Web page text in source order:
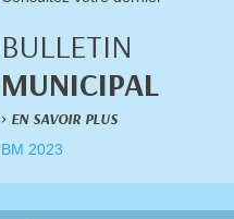
BULLETIN
MUNICIPAL
> EN SAVOIR PLUS
BM 2023